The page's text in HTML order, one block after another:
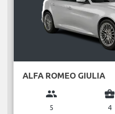
ALFA ROMEO GIULIA
group
5
business_center
4